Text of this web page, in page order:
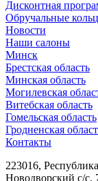
Дисконтная
Обручальные
Новости
Наши салоны
Минск
Брестская область
Минская область
Могилевская
Витебская область
Гомельская область
Гродненская
Контакты
223016,
Новодворский с/